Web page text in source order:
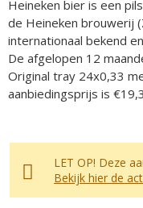
Heineken bier is een
de Heineken brouwerij
internationaal bekend
De afgelopen 12
Original tray 24x0,33
aanbiedingsprijs is
LET OP! Deze
Bekijk hier de